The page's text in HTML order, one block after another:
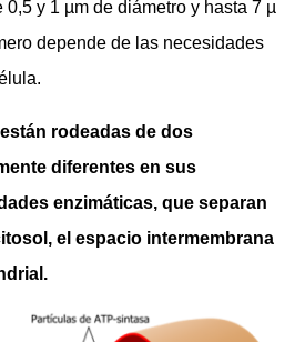
0,5 y 1 µm de diámetro y hasta 7 µ
depende de las necesidades
rodeadas de dos
diferentes en sus
enzimáticas, que separan
el espacio intermembrana